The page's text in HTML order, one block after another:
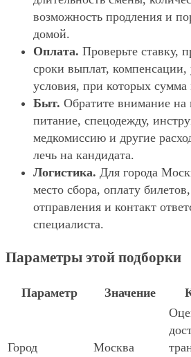
возможность продления и
домой.
Оплата. Проверьте ставку,
сроки выплат, компенсации,
условия, при которых сумма
Быт. Обратите внимание на
питание, спецодежду,
медкомиссию и другие
лечь на кандидата.
Логистика. Для города
место сбора, оплату
отправления и контакт
специалиста.
Параметры этой подборки
Параметр Значение
Город Москва